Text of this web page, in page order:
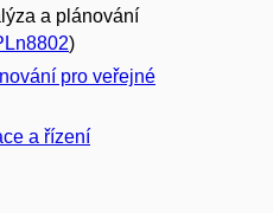
a plánování
)
pro veřejné
a řízení